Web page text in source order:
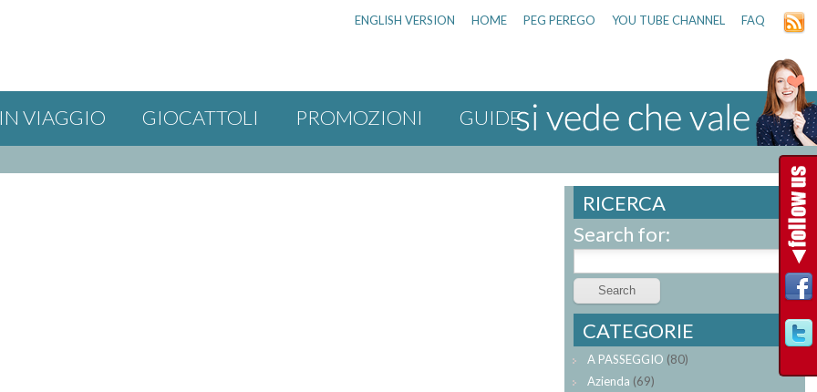
ENGLISH VERSION HOME PEG PEREGO YOU TUBE CHANNEL FAQ
IN VIAGGIO GIOCATTOLI PROMOZIONI
GUIDE
RICERCA
Search for:
CATEGORIE
A PASSEGGIO (80)
Azienda (69)